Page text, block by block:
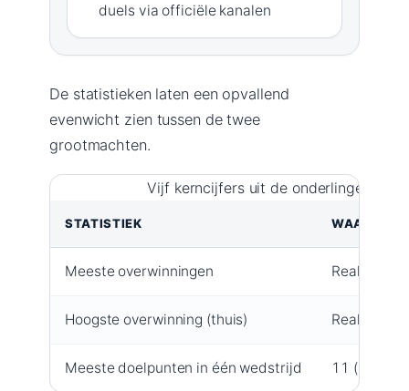
duels via officiële kanalen
De statistieken laten een opvallend
evenwicht zien tussen de twee
grootmachten.
Vijf kerncijfers uit de onderlinge
STATISTIEK WAARDE
Meeste overwinningen Real
Hoogste overwinning (thuis) Real
Meeste doelpunten in één wedstrijd 11 (Real